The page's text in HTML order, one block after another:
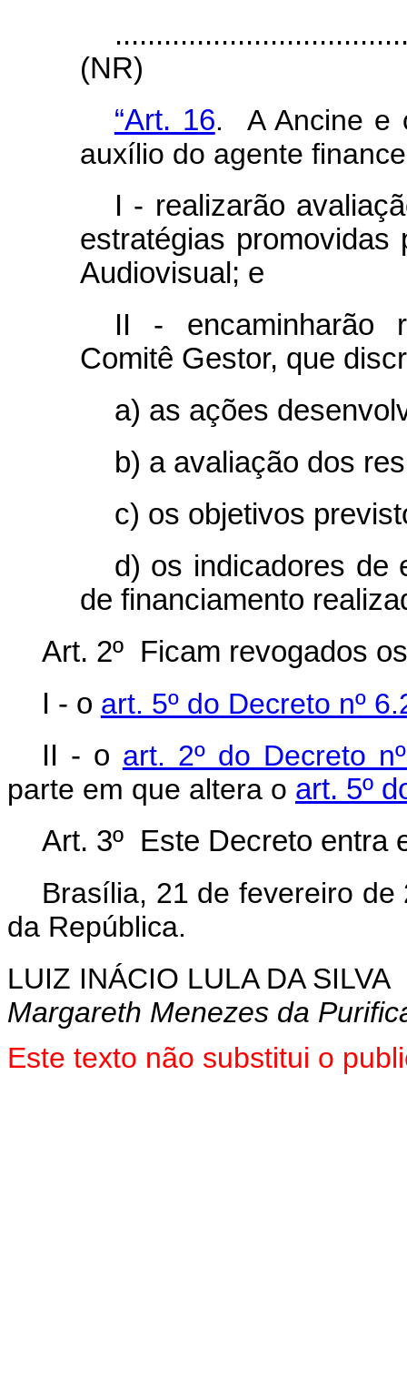
(NR)
“Art. 16. A Ancine e
auxílio do agente
I - realizarão
estratégias
Audiovisual; e
II - encaminharão
Comitê Gestor, que
a) as ações
b) a avaliação dos
c) os objetivos
d) os indicadores de
de financiamento
Art. 2º Ficam revogados
I - o art. 5º do Decreto nº
II - o art. 2º do Decreto
parte em que altera o art. 5º
Art. 3º Este Decreto entra
Brasília, 21 de fevereiro de
da República.
LUIZ INÁCIO LULA DA SILVA
Margareth Menezes da
Este texto não substitui o